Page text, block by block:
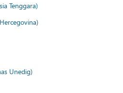
Tenggara)
Unedig)